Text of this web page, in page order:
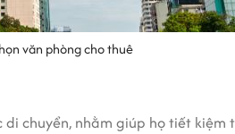
văn phòng cho thuê
chuyển, nhằm giúp họ tiết